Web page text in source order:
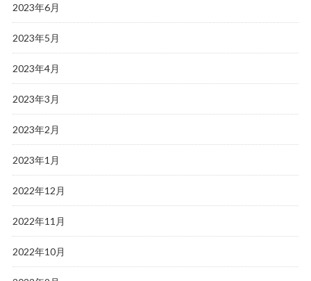
2023年6月
2023年5月
2023年4月
2023年3月
2023年2月
2023年1月
2022年12月
2022年11月
2022年10月